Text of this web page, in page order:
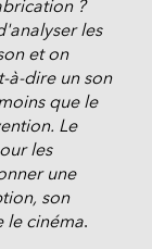
?
les
et on
à-dire un son
que le
Le
les
une
son
le cinéma.